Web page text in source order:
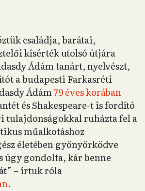
családja, barátai,
kísérték utolsó útjára
Ádám tanárt, nyelvészt,
a budapesti Farkasréti
Ádám79 éves korában
és Shakespeare-t is fordító
tulajdonságokkal ruházta fel a
műalkotáshoz
életében gyönyörködve
úgy gondolta, kár benne
– írtuk róla
.